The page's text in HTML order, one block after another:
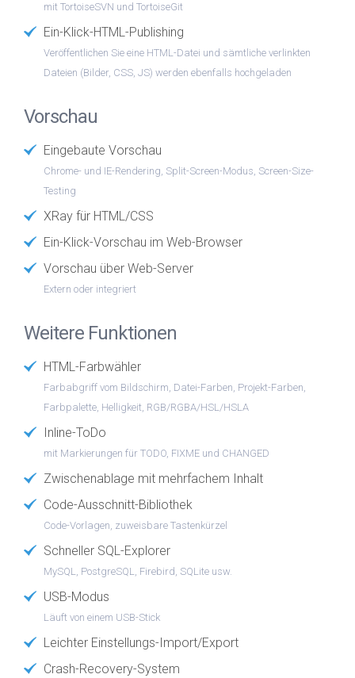
mit TortoiseSVN und TortoiseGit
Ein-Klick-HTML-Publishing
Veröffentlichen Sie eine HTML-Datei und sämtliche verlinkten
Dateien (Bilder, CSS, JS) werden ebenfalls hochgeladen
Vorschau
Eingebaute Vorschau
Chrome- und IE-Rendering, Split-Screen-Modus, Screen-Size-
Testing
XRay für HTML/CSS
Ein-Klick-Vorschau im Web-Browser
Vorschau über Web-Server
Extern oder integriert
Weitere Funktionen
HTML-Farbwähler
Farbabgriff vom Bildschirm, Datei-Farben, Projekt-Farben,
Farbpalette, Helligkeit, RGB/RGBA/HSL/HSLA
Inline-ToDo
mit Markierungen für TODO, FIXME und CHANGED
Zwischenablage mit mehrfachem Inhalt
Code-Ausschnitt-Bibliothek
Code-Vorlagen, zuweisbare Tastenkürzel
Schneller SQL-Explorer
MySQL, PostgreSQL, Firebird, SQLite usw.
USB-Modus
Läuft von einem USB-Stick
Leichter Einstellungs-Import/Export
Crash-Recovery-System